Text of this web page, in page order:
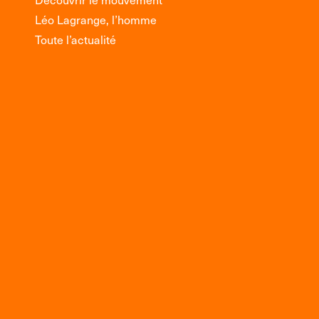
Léo Lagrange, l’homme
Toute l’actualité